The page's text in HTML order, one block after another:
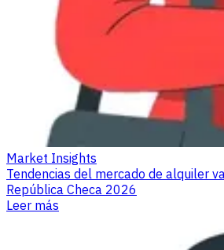
Market Insights
Tendencias del mercado de alquiler
República Checa 2026
Leer más